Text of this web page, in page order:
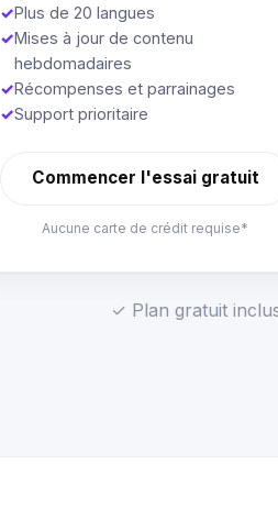
✓Plus de 20 langues
✓Mises à jour de contenu
hebdomadaires
✓Récompenses et parrainages
✓Support prioritaire
Commencer l'essai gratuit
Aucune carte de crédit requise*
✓ Plan gratuit